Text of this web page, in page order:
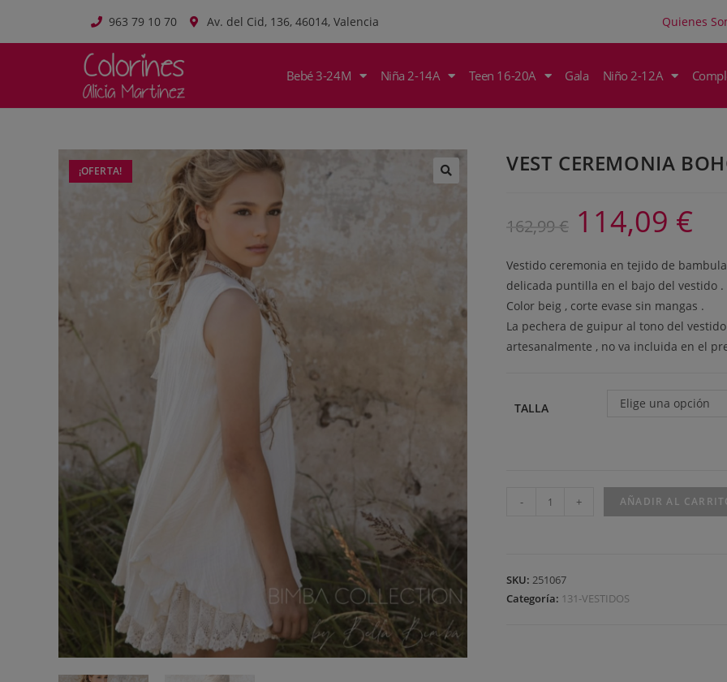
963 79 10 70 Av. del Cid, 136, 46014, Valencia Quienes
Bebé 3-24M Niña 2-14A Teen 16-20A Gala Niño 2-12A
¡OFERTA! VEST CEREMONIA
162,99 € 114,09 €
Vestido ceremonia en tejido de
delicada puntilla en el bajo del vestido .
Color beig , corte evase sin mangas .
La pechera de guipur al tono del
artesanalmente , no va incluida en el
TALLA Elige una opción
- + AÑADIR AL
SKU: 251067
Categoría: 131-VESTIDOS